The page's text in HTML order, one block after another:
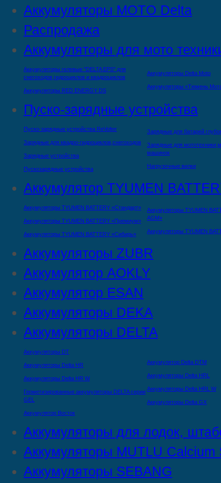
Аккумуляторы MOTO Delta
Распродажа
Аккумуляторы для мото
Аккумуляторы гелевые "DELTA EPS" для
снегоходов,гидроциклов и квадроциклов
Аккумуляторы RED ENERGY DS
Аккумуляторы Delta Moto
Аккумуляторы «Тюмень
Пуско-зарядные устройства
Пуско-зарядные устройства ReVolter
Зарядные для квадро-гидроциклов,снегоходов
Зарядные устройства
Пускозарядные устройства
Зарядные для батарей
Зарядные для
машинок
Нагрузочные вилки
Аккумулятор TYUMEN
Аккумуляторы TYUMEN BATTERY «Стандарт»
Аккумуляторы TYUMEN BATTERY «Премиум»
Аккумуляторы TYUMEN BATTERY «Сибирь»
Аккумуляторы TYUMEN
AGM»
Аккумуляторы TYUMEN
Аккумуляторы ZUBR
Аккумулятор AOKLY
Аккумулятор ESAN
Аккумуляторы DEKA
Аккумуляторы DELTA
Аккумуляторы DT
Аккумуляторы Delta HR
Аккумуляторы Delta HR W
Герметизированные аккумуляторы DELTA серии
GEL
Аккумулятор Восток
Аккумулятор Delta DTМ
Аккумуляторы Delta HRL
Аккумуляторы Delta HRL W
Аккумуляторы Delta GX
Аккумуляторы для лодок,
Аккумуляторы MUTLU Calcium
Аккумуляторы SEBANG